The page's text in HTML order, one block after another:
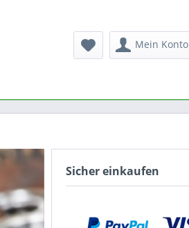
Mein Konto
Sicher einkaufen